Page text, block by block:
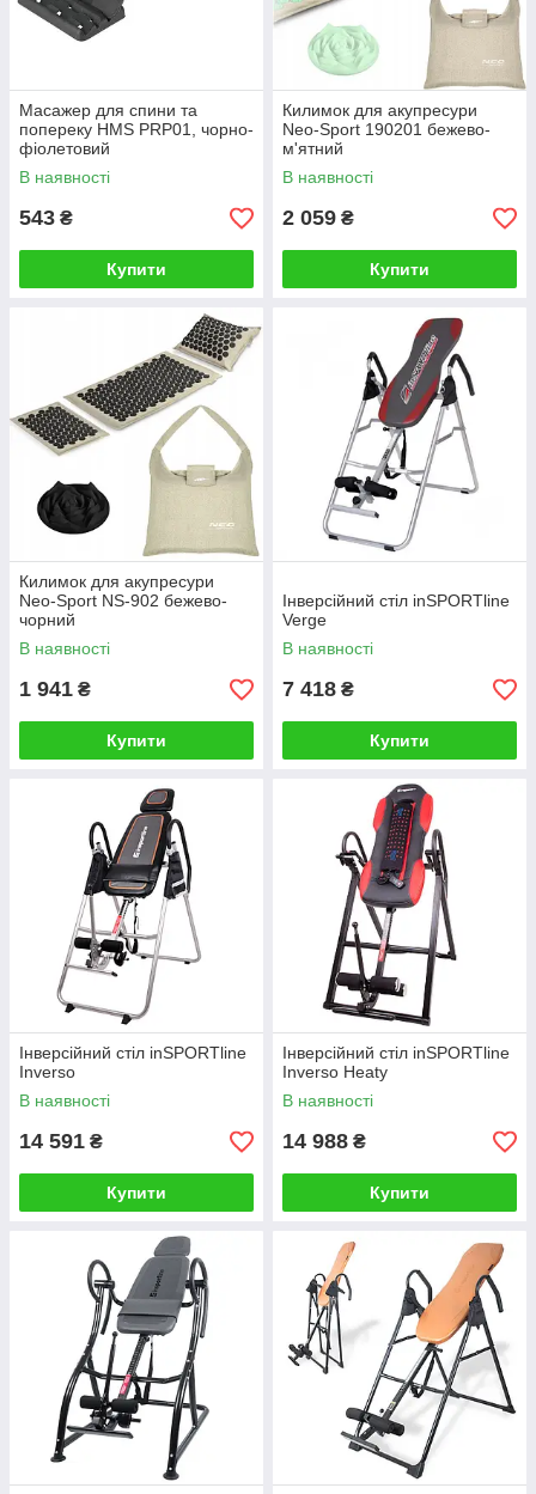
Масажер для спини та
попереку HMS PRP01, чорно-
фіолетовий
В наявності
543 ₴
Купити
Килимок для акупресури
Neo-Sport 190201 бежево-
м'ятний
В наявності
2 059 ₴
Купити
Килимок для акупресури
Neo-Sport NS-902 бежево-
чорний
В наявності
1 941 ₴
Купити
Інверсійний стіл inSPORTline
Verge
В наявності
7 418 ₴
Купити
Інверсійний стіл inSPORTline
Inverso
В наявності
14 591 ₴
Купити
Інверсійний стіл inSPORTline
Inverso Heaty
В наявності
14 988 ₴
Купити